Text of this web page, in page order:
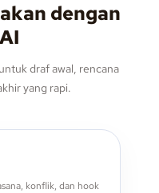
dengan
draf awal, rencana
yang rapi.
konflik, dan hook